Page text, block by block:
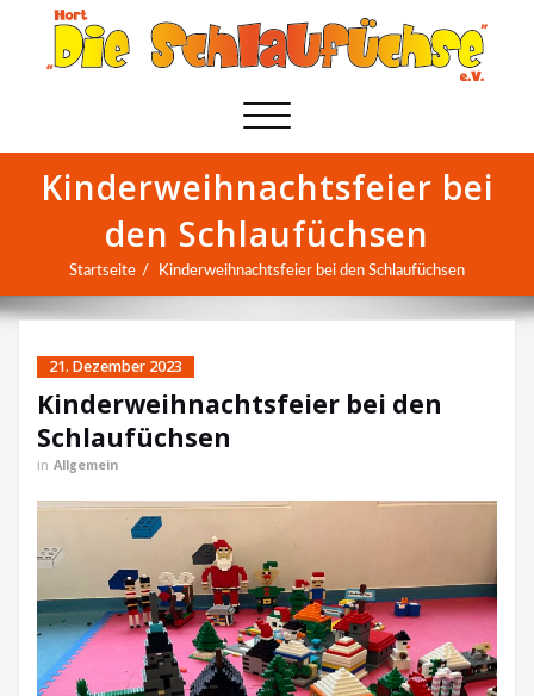
Schalte
Kinderweihnachtsfeier bei
den Schlaufüchsen
Startseite Kinderweihnachtsfeier bei den Schlaufüchsen
21. Dezember 2023
Kinderweihnachtsfeier bei den
Schlaufüchsen
in Allgemein